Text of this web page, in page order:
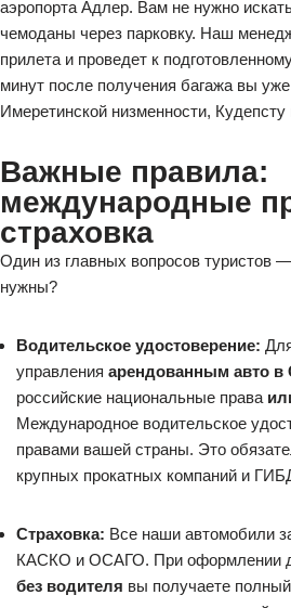
аэропорта Адлер. Вам не нужно
чемоданы через парковку. Наш
прилета и проведет к
минут после получения багажа вы
Имеретинской низменности,
Важные правила:
международные
страховка
Один из главных вопросов туристов
нужны?
Водительское удостоверение:
управления арендованным авто в
российские национальные права
Международное водительское
правами вашей страны. Это
крупных прокатных компаний и
Страховка: Все наши автомобили
КАСКО и ОСАГО. При оформлении
без водителя вы получаете